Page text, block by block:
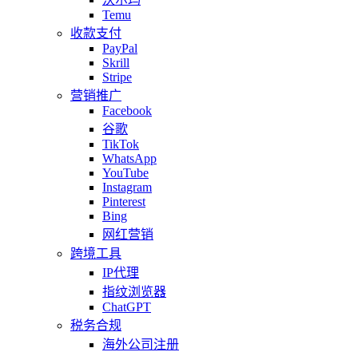
Temu
收款支付
PayPal
Skrill
Stripe
营销推广
Facebook
谷歌
TikTok
WhatsApp
YouTube
Instagram
Pinterest
Bing
网红营销
跨境工具
IP代理
指纹浏览器
ChatGPT
税务合规
海外公司注册